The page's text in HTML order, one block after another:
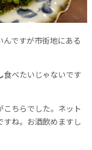
ですが市街地にある
食べたいじゃないです
ちらでした。ネット
ね。お酒飲めますし